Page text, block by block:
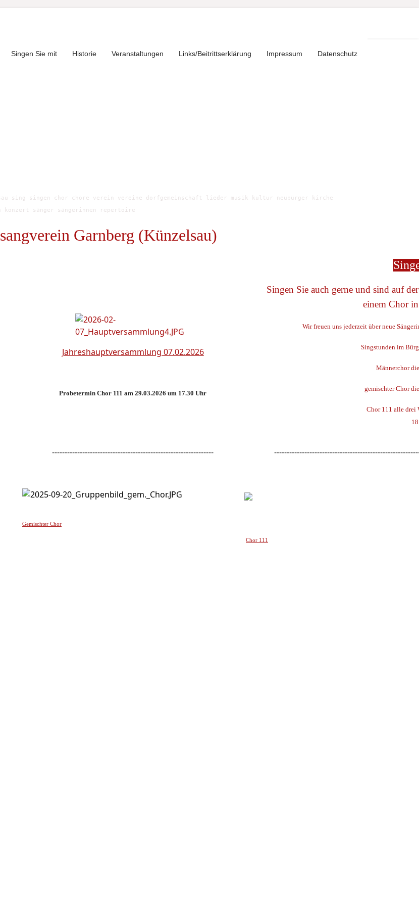
Singen Sie mit Historie Veranstaltungen Links/Beitrittserklärung Impressum Datenschutz
sing singen chor chöre verein vereine dorfgemeinschaft lieder musik kultur neubürger kirche
konzert sänger sängerinnen repertoire
Garnberg (Künzelsau)
Jahreshauptversammlung 07.02.2026
Probetermin Chor 111 am 29.03.2026 um 17.30 Uhr
Singen Sie auch gerne und sind auf
einem Chor
Wir freuen uns jederzeit über neue
Singstunden im
Männerchor
gemischter Chor
Chor 111 alle drei
----------------------------------------------------------------
Gemischter Chor
Chor 111